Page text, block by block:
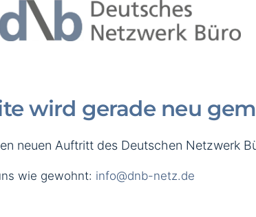
wird gerade neu
neuen Auftritt des Deutschen Netzwerk
wie gewohnt: info@dnb-netz.de